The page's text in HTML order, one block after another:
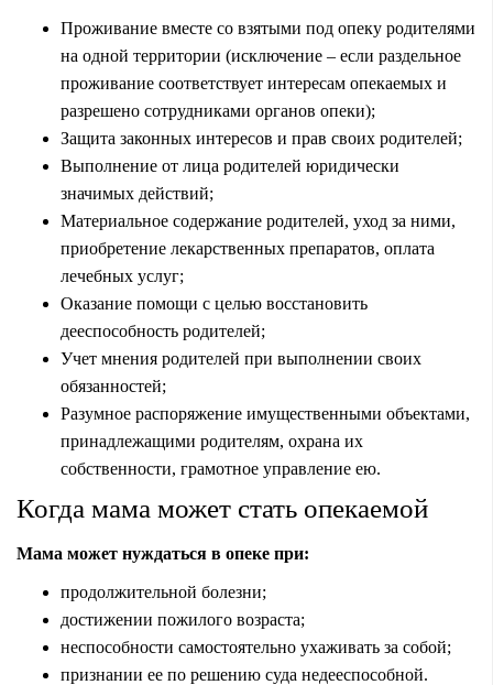
Проживание вместе со взятыми под опеку родителями
на одной территории (исключение – если раздельное
проживание соответствует интересам опекаемых и
разрешено сотрудниками органов опеки);
Защита законных интересов и прав своих родителей;
Выполнение от лица родителей юридически
значимых действий;
Материальное содержание родителей, уход за ними,
приобретение лекарственных препаратов, оплата
лечебных услуг;
Оказание помощи с целью восстановить
дееспособность родителей;
Учет мнения родителей при выполнении своих
обязанностей;
Разумное распоряжение имущественными объектами,
принадлежащими родителям, охрана их
собственности, грамотное управление ею.
Когда мама может стать опекаемой
Мама может нуждаться в опеке при:
продолжительной болезни;
достижении пожилого возраста;
неспособности самостоятельно ухаживать за собой;
признании ее по решению суда недееспособной.